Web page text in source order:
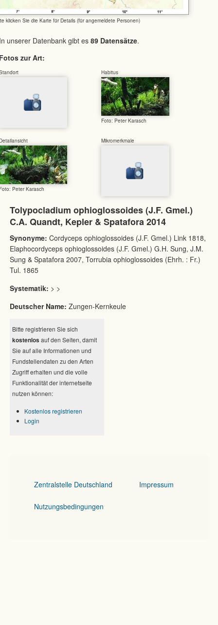
klicken Sie die Karte für Details (für angemeldete Personen)
unserer Datenbank gibt es 89 Datensätze.
zur Art:
Habitus
Foto: Peter Karasch
Peter Karasch
Mikromerkmale
Tolypocladium ophioglossoides (J.F. Gmel.)
C.A. Quandt, Kepler & Spatafora 2014
Synonyme: Cordyceps ophioglossoides (J.F. Gmel.) Link 1818,
Elaphocordyceps ophioglossoides (J.F. Gmel.) G.H. Sung, J.M.
Sung & Spatafora 2007, Torrubia ophioglossoides (Ehrh. : Fr.)
Tul. 1865
Systematik: > >
Deutscher Name: Zungen-Kernkeule
Bitte registrieren Sie sich
kostenlos auf den Seiten, damit
Sie auf alle Informationen und
Fundstellendaten zu den Arten
Zugriff erhalten und die volle
Funktionalität der internetseite
nutzen können:
Kostenlos registrieren
Login
Zentralstelle Deutschland Impressum
Nutzungsbedingungen